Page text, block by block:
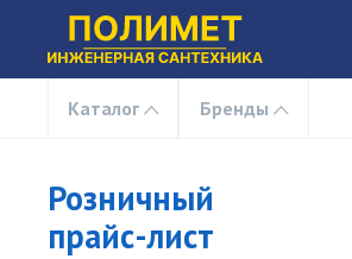
Каталог Бренды
Розничный
прайс-лист